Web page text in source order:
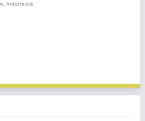
Indonesia